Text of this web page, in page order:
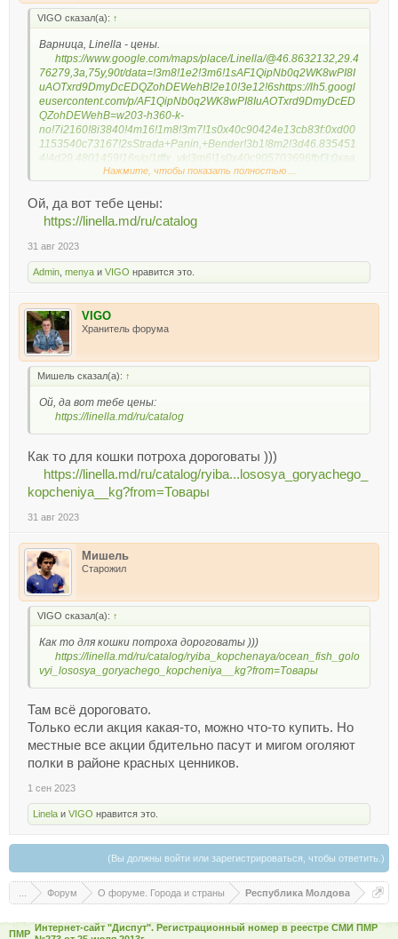
VIGO сказал(а): ↑
Варница, Linella - цены.
https://www.google.com/maps/place/Linella/@46.8632132,29.4
76279,3a,75y,90t/data=!3m8!1e2!3m6!1sAF1QipNb0q2WK8wPI8I
uAOTxrd9DmyDcEDQZohDEWehB!2e10!3e12!6shttps://lh5.googl
eusercontent.com/p/AF1QipNb0q2WK8wPI8IuAOTxrd9DmyDcED
QZohDEWehB=w203-h360-k-
no!7i2160!8i3840!4m16!1m8!3m7!1s0x40c90424e13cb83f:0xd00
1153540c73167!2sStrada+Panin,+Bender!3b1!8m2!3d46.835451
4!4d29.4801459!16s/g/1tffx_vk!3m6!1s0x40c905703696fbf3:0xaa
789bd9d2e962f6!8m2!3d46.8632132!4d29.476279!10e5!16s/g/11
Нажмите, чтобы показать полностью ...
Ой, да вот тебе цены:
https://linella.md/ru/catalog
31 авг 2023
Admin menya и VIGO нравится это.
VIGO
Хранитель форума
Мишель сказал(а): ↑
Ой, да вот тебе цены:
https://linella.md/ru/catalog
Как то для кошки потроха дороговаты )))
https://linella.md/ru/catalog/ryiba...lososya_goryachego_
kopcheniya__kg?from=Товары
31 авг 2023
Мишель
Старожил
VIGO сказал(а): ↑
Как то для кошки потроха дороговаты )))
https://linella.md/ru/catalog/ryiba_kopchenaya/ocean_fish_golo
vyi_lososya_goryachego_kopcheniya__kg?from=Товары
Там всё дороговато.
Только если акция какая-то, можно что-то купить. Но
местные все акции бдительно пасут и мигом оголяют
полки в районе красных ценников.
1 сен 2023
Linela и VIGO нравится это.
(Вы должны войти или зарегистрироваться, чтобы ответить.)
Форум О форуме. Города и страны Республика Молдова
ПМР
Интернет-сайт "Диспут". Регистрационный номер в реестре СМИ ПМР